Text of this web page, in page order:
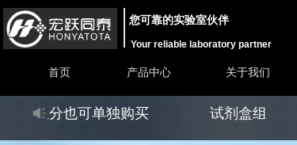
您可靠的实验室伙伴
Your reliable laboratory partner
产品中心 关于我们
首页
盒组分也可单独购买 试剂盒组分也